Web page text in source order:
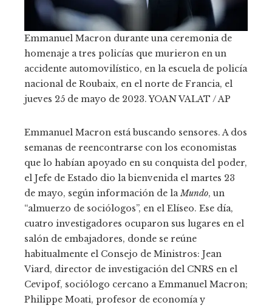
Emmanuel Macron durante una ceremonia de
homenaje a tres policías que murieron en un
accidente automovilístico, en la escuela de policía
nacional de Roubaix, en el norte de Francia, el
jueves 25 de mayo de 2023.YOAN VALAT / AP
Emmanuel Macron está buscando sensores. A dos
semanas de reencontrarse con los economistas
que lo habían apoyado en su conquista del poder,
el Jefe de Estado dio la bienvenida el martes 23
de mayo, según información de laMundo, un
“almuerzo de sociólogos”, en el Elíseo. Ese día,
cuatro investigadores ocuparon sus lugares en el
salón de embajadores, donde se reúne
habitualmente el Consejo de Ministros: Jean
Viard, director de investigación del CNRS en el
Cevipof, sociólogo cercano a Emmanuel Macron;
Philippe Moati, profesor de economía y